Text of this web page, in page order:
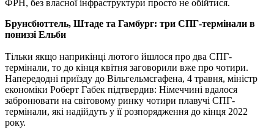
ФРН, без власної інфраструктури просто не обійтися.
Брунсбюттель, Штаде та Гамбург: три СПГ-термінали в
пониззі Ельби
Тільки якщо наприкінці лютого йшлося про два СПГ-
термінали, то до кінця квітня заговорили вже про чотири.
Напередодні приїзду до Вільгельмсгафена, 4 травня, міністр
економіки Роберт Габек підтвердив: Німеччині вдалося
забронювати на світовому ринку чотири плавучі СПГ-
термінали, які надійдуть у її розпорядження до кінця 2022
року.